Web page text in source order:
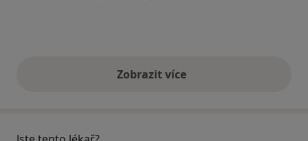
Zobrazit vícevýše uvedené názory